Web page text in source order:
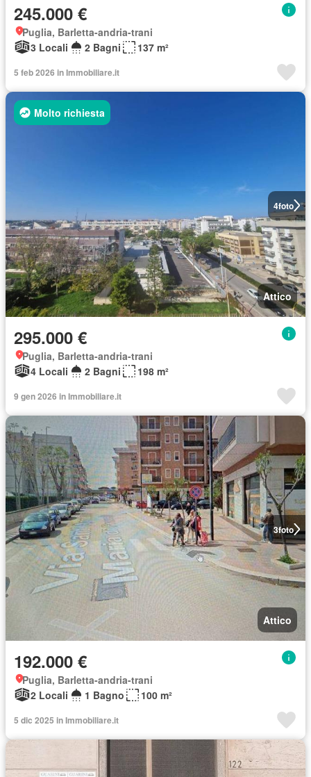
245.000 €
Puglia, Barletta-andria-trani
3 Locali
2 Bagni 137 m²
5 feb 2026 in Immobiliare.it
4foto
Molto richiesta
Attico
295.000 €
Puglia, Barletta-andria-trani
4 Locali
2 Bagni 198 m²
9 gen 2026 in Immobiliare.it
3foto
Attico
192.000 €
Puglia, Barletta-andria-trani
2 Locali
1 Bagno 100 m²
5 dic 2025 in Immobiliare.it